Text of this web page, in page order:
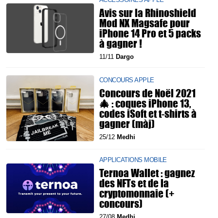
Avis sur la Rhinoshield
Mod NX Magsafe pour
iPhone 14 Pro et 5 packs
à gagner !
11/11 Dargo
CONCOURS APPLE
Concours de Noël 2021
🎄 : coques iPhone 13,
codes iSoft et t-shirts à
gagner (màj)
25/12 Medhi
APPLICATIONS MOBILE
Ternoa Wallet : gagnez
des NFTs et de la
cryptomonnaie (+
concours)